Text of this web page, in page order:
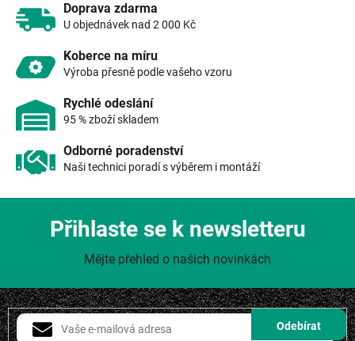
Doprava zdarma
U objednávek nad 2 000 Kč
Koberce na míru
Výroba přesně podle vašeho vzoru
Rychlé odeslání
95 % zboží skladem
Odborné poradenství
Naši technici poradí s výběrem i montáží
Přihlaste se k newsletteru
Mějte přehled o našich novinkách